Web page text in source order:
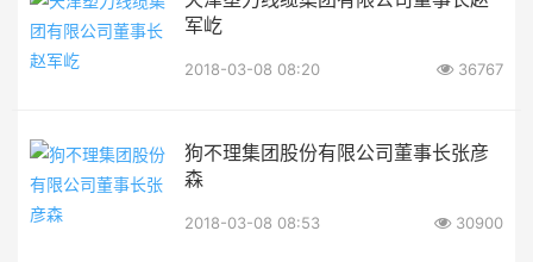
军屹
2018-03-08 08:20 36767
狗不理集团股份有限公司董事长张彦
森
2018-03-08 08:53 30900